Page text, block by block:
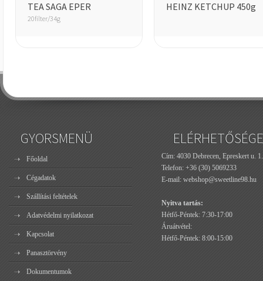
TEA SAGA EPER
20filter/34g
HEINZ KETCHUP 450g
GYORSMENÜ
Főoldal
Cégadatok
Szállítási feltételek
Adatvédelmi nyilatkozat
Kapcsolat
Panasztörvény
Dokumentumok
Cím: 4030 Debrecen, Epreskert u. 1.
Telefon: +36 (30) 5069233
E-mail: webshop@sweetline98.hu
Nyitva tartás:
Hétfő-Péntek: 7:30-17:00
Áruátvétel:
Hétfő-Péntek: 8:00-15:00